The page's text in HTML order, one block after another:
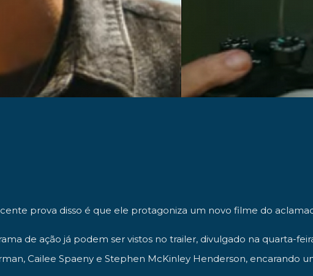
prova disso é que ele protagoniza um novo filme do
de ação já podem ser vistos no trailer, divulgado na quarta-
Cailee Spaeny e Stephen McKinley Henderson, encarando